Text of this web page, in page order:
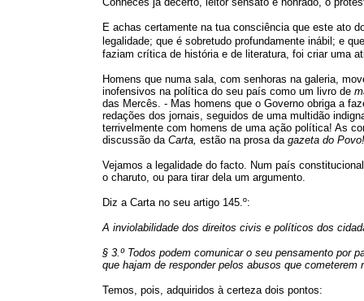
E achas certamente na tua consciência que este ato
legalidade; que é sobretudo profundamente inábil; e
faziam crítica de história e de literatura, foi criar uma
Homens que numa sala, com senhoras na galeria,
inofensivos na política do seu país como um livro de
das Mercês. - Mas homens que o Governo obriga a
redações dos jornais, seguidos de uma multidão
terrivelmente com homens de uma ação política! As
discussão da Carta, estão na prosa da gazeta do Povo!
Vejamos a legalidade do facto. Num país
o charuto, ou para tirar dela um argumento.
Diz a Carta no seu artigo 145.º:
A inviolabilidade dos direitos civis e políticos dos
§ 3.º Todos podem comunicar o seu pensamento por
que hajam de responder pelos abusos que
Temos, pois, adquiridos à certeza dois pontos: